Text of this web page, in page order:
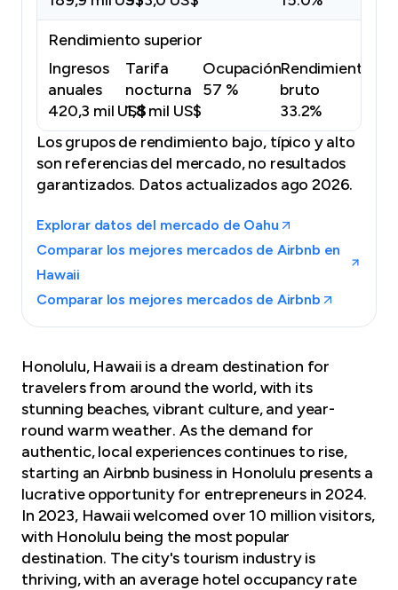
Rendimiento superior
Ingresos
anuales
420,3 mil US$
Tarifa
nocturna
1,8 mil US$
Ocupación
57 %
Rendimiento
bruto
33.2%
Los grupos de rendimiento bajo, típico y alto
son referencias del mercado, no resultados
garantizados. Datos actualizados ago 2026.
Explorar datos del mercado de Oahu
Comparar los mejores mercados de Airbnb en
Hawaii
Comparar los mejores mercados de Airbnb
Honolulu, Hawaii is a dream destination for
travelers from around the world, with its
stunning beaches, vibrant culture, and year-
round warm weather. As the demand for
authentic, local experiences continues to rise,
starting an Airbnb business in Honolulu presents a
lucrative opportunity for entrepreneurs in 2024.
In 2023, Hawaii welcomed over 10 million visitors,
with Honolulu being the most popular
destination. The city's tourism industry is
thriving, with an average hotel occupancy rate